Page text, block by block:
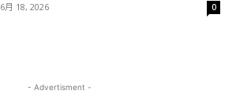
6月 18, 2026 0
- Advertisment -